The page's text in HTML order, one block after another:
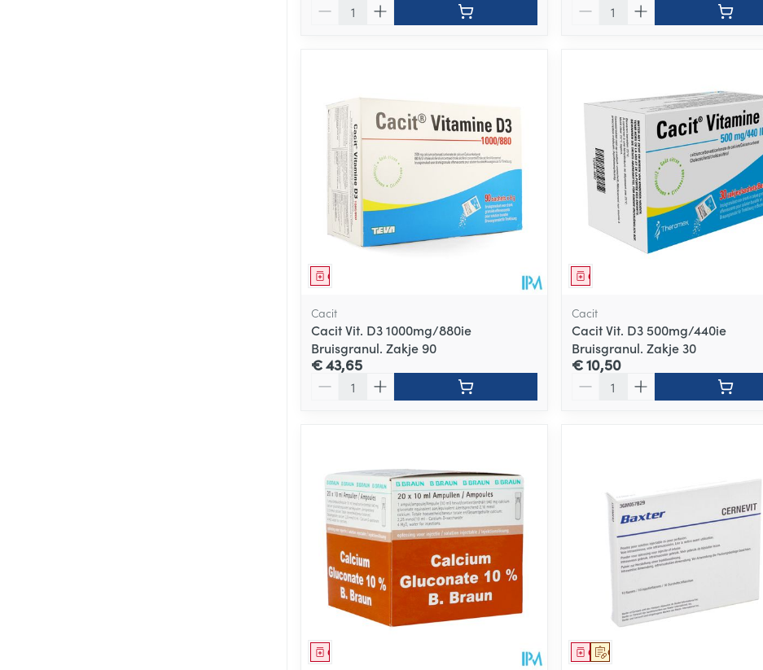
Geneesmiddel
Cacit
Cacit Vit. D3 1000mg/880ie
Bruisgranul. Zakje 90
€ 43,65
Geneesmiddel
Cacit
Cacit Vit. D3 500mg/440ie
Bruisgranul. Zakje 30
€ 10,50
Geneesmiddel Op voorschrift
Geneesmiddel